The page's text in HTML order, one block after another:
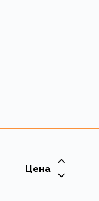
Цена